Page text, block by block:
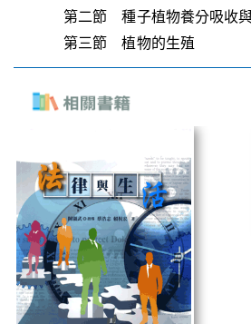
第二節 種子植物養分吸收
第三節 植物的生殖